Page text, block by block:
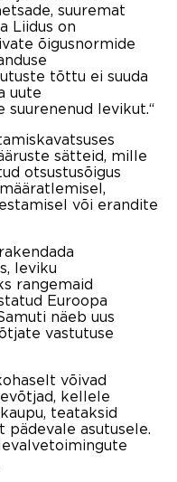
suuremat
Liidus on
õigusnormide
tõttu ei suuda
uute
suurenenud levikut.“
sätteid, mille
otsustusõigus
või erandite
leviku
rangemaid
Euroopa
näeb uus
vastutuse
võivad
kellele
teataksid
pädevale asutusele.